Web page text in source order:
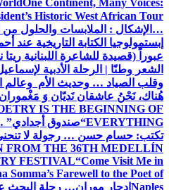
One Continent, Many Voices:
Historic West African Tour
…الإشكال : الملابسات والحلول من
إبستمولوجيا الكتابة التاريخية عند
عبوراً (قصيدة للشاعرة اللبنانية
الشعر وطنًا | الرحلة الأدبية
وقلب الصياد … وحديث الأم وعالم
هُناك، نَحْنُ عاشقان نَديّان وَ مَغْموران
IS THE BEGINNING OF
EVERYTHING“صندوق أجدادي”
تكتب: حسام حسن … رجولة لا
FROM THE 36TH MEDELLÍN
FESTIVAL“Come Visit Me in
Somma’s Farewell to the Poet of
Naples إدجار موران… رحلة البحث